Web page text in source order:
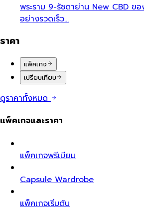
พระราม 9-รัชดาย่าน New CBD ขอ
อย่างรวดเร็ว…
ราคา
แพ็คเกจ
เปรียบเทียบ
ดูราคาทั้งหมด
แพ็คเกจและราคา
แพ็คเกจพรีเมียม
Capsule Wardrobe
แพ็คเกจเริ่มต้น